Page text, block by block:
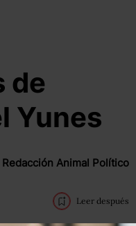
de
Yunes
Redacción Animal Político
Leer después